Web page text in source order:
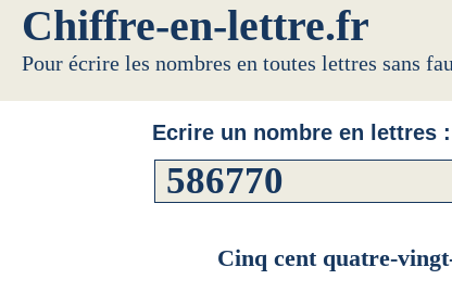
Chiffre-en-lettre.fr
Pour écrire les nombres en toutes lettres sans
Ecrire un nombre en lettres :
Cinq cent quatre-vingt-